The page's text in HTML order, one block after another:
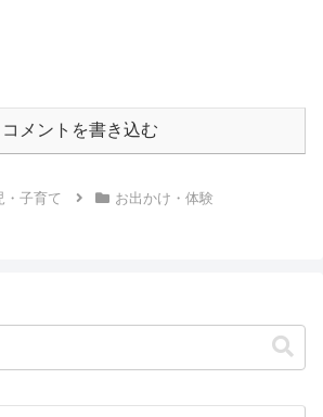
コメントを書き込む
・子育て お出かけ・体験